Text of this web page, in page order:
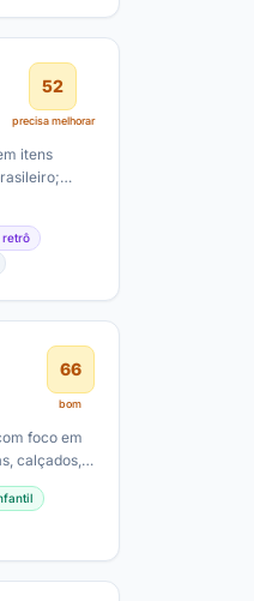
52
precisa melhorar
itens
retrô
66
bom
foco em
calçados,